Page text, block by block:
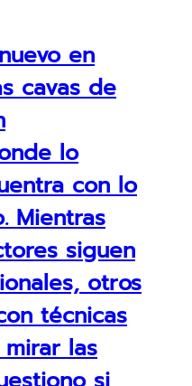
en
cavas de
lo
con lo
Mientras
siguen
otros
técnicas
las